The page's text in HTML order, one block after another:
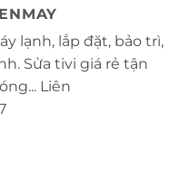
lạnh, lắp đặt, bảo trì,
Sửa tivi giá rẻ tận
Liên